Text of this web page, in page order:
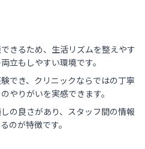
きるため、生活リズムを整えやす
立もしやすい環境です。
でき、クリニックならではの丁寧
やりがいを実感できます。
の良さがあり、スタッフ間の情報
のが特徴です。